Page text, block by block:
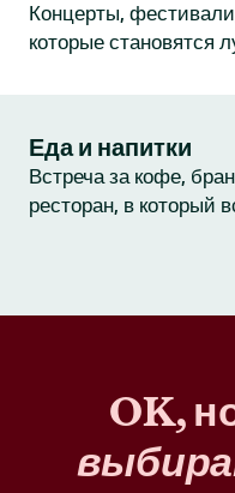
Концерты,
которые становятся
Еда и напитки
Встреча за кофе,
ресторан, в который
OK,